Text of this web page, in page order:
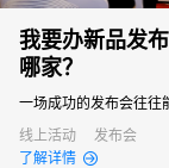
我要办新品发
哪家？
一场成功的发布会往往
费者认知。然而对于主
役”，稍有不慎就可能
线上活动
发布会
了解详情